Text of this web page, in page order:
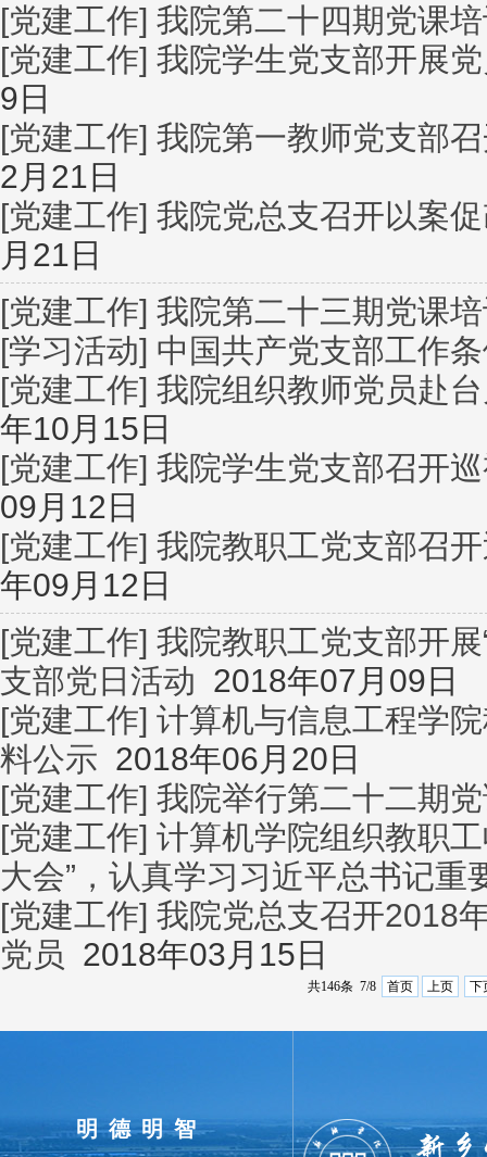
[党建工作] 我院第二十四期党课
[党建工作] 我院学生党支部开展
9日
[党建工作] 我院第一教师党支部
2月21日
[党建工作] 我院党总支召开以案
月21日
[党建工作] 我院第二十三期党课
[学习活动] 中国共产党支部工作
[党建工作] 我院组织教师党员赴
年10月15日
[党建工作] 我院学生党支部召开
09月12日
[党建工作] 我院教职工党支部召
年09月12日
[党建工作] 我院教职工党支部开
支部党日活动 2018年07月09日
[党建工作] 计算机与信息工程学
料公示 2018年06月20日
[党建工作] 我院举行第二十二期
[党建工作] 计算机学院组织教职
大会”，认真学习习近平总书记重
[党建工作] 我院党总支召开2018
党员 2018年03月15日
共146条 7/8 首页 上页 下
明德明智